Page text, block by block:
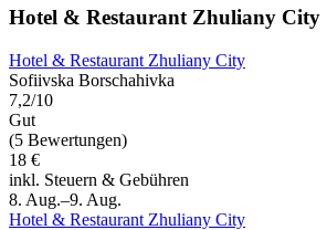
Hotel & Restaurant Zhuliany City
Hotel & Restaurant Zhuliany City
Sofiivska Borschahivka
7,2/10
Gut
(5 Bewertungen)
18 €
inkl. Steuern & Gebühren
8. Aug.–9. Aug.
Hotel & Restaurant Zhuliany City